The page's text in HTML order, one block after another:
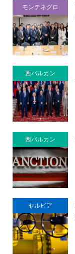
モンテネグロ
西バルカン
西バルカン
セルビア